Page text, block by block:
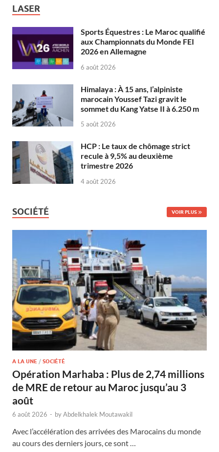
LASER
Sports Équestres : Le Maroc qualifié
aux Championnats du Monde FEI
2026 en Allemagne
6 août 2026
Himalaya : À 15 ans, l’alpiniste
marocain Youssef Tazi gravit le
sommet du Kang Yatse II à 6.250 m
5 août 2026
HCP : Le taux de chômage strict
recule à 9,5% au deuxième
trimestre 2026
4 août 2026
SOCIÉTÉ VOIR PLUS
A LA UNE / SOCIÉTÉ
Opération Marhaba : Plus de 2,74 millions
de MRE de retour au Maroc jusqu’au 3
août
6 août 2026 - byAbdelkhalek Moutawakil
Avec l’accélération des arrivées des Marocains du monde
au cours des derniers jours, ce sont …